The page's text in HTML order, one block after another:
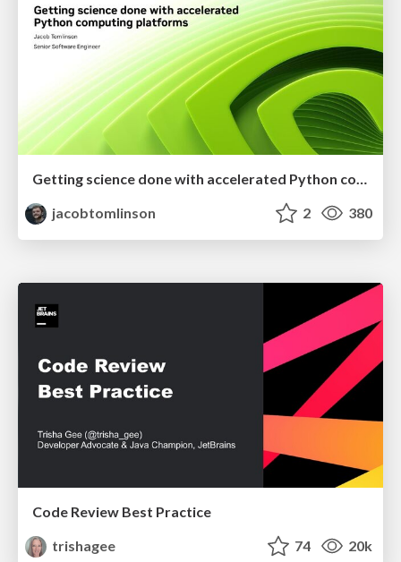
jacobtomlinson
2 380
Code Review Best Practice
trishagee
74 20k